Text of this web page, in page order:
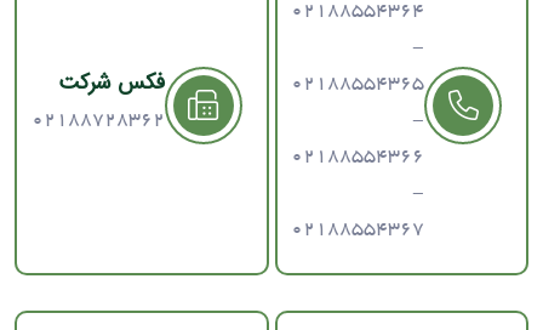
02188554364
-
02188554365
-
02188554366
-
02188554367
فکس شرکت
02188728362